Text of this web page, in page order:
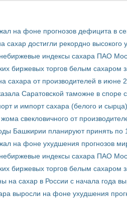
на фоне прогнозов дефицита в
сахар достигли рекордно высокого
индексы сахара ПАО
биржевых торгов белым сахаром
сахара от производителей в июне
Саратовской таможне в
и импорт сахара (белого и
свекловичного от
Башкирии планируют принять по
на фоне ухудшения прогнозов
индексы сахара ПАО
биржевых торгов белым сахаром
на сахар в России с начала года
выросли на фоне ухудшения